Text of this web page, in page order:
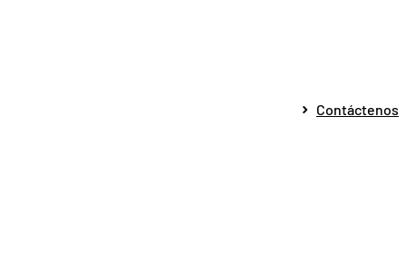
Contáctenos